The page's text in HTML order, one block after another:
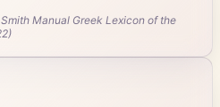
Manual Greek Lexicon of the